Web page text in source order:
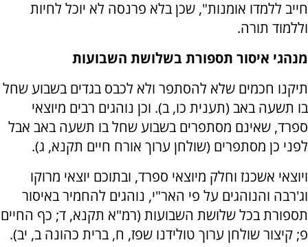
חייב ללמדו אומנות", שכן בלא פרנסה לא יוכל לחיות
וללמוד תורה.
מנהגי איסור תספורת בשלושת השבועות
תיקנו חכמים שלא להסתפר ולא לכבס בגדים בשבוע שחל
בו תשעה באב (תענית כו, ב). וכן נוהגים רבים מיוצאי
ספרד, שאינם מסתפרים בשבוע שחל בו תשעה באב אבל
לפני כן מסתפרים (שולחן ערוך אורח חיים תקנא, ג).
ויוצאי אשכנז וחלק מיוצאי ספרד, ובתוכם יוצאי מרוקו
וג'רבה והנוהגים על פי האר"י, נוהגים להחמיר באיסור
תספורת בכל שלושת השבועות (רמ"א תקנא, ד; כף החיים
פ; קיצור שולחן ערוך טולידנו שפז, ח, ברית כהונה ב, יב).